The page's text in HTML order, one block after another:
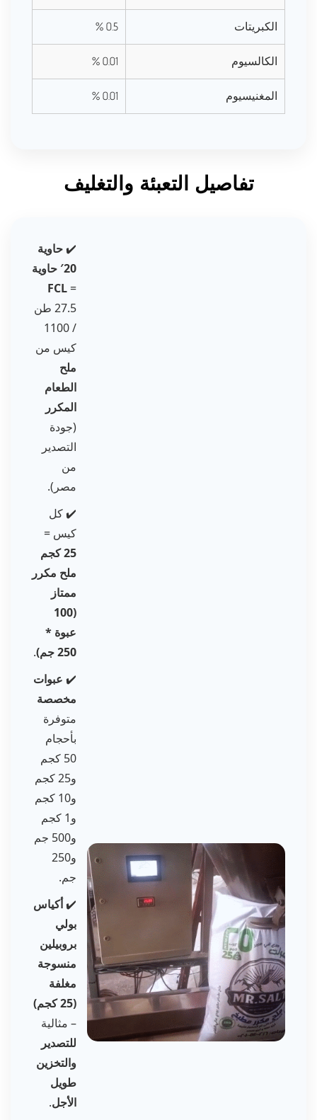
الكبريتات 0.5 %
الكالسيوم 0.01 %
المغنيسيوم 0.01 %
تفاصيل التعبئة والتغليف
✔️حاوية
20′ حاوية
FCL =
27.5 طن
/ 1100
كيس من
ملح
الطعام
المكرر
(جودة
التصدير
من
مصر).
✔️ كل
كيس =
25 كجم
ملح مكرر
ممتاز
(100
عبوة *
250 جم)
.
✔️ عبوات
مخصصة
متوفرة
بأحجام
50 كجم
و25 كجم
و10 كجم
و1 كجم
و500 جم
و250
جم.
✔️أكياس
بولي
بروبيلين
منسوجة
مغلفة
(25 كجم)
– مثالية
للتصدير
والتخزين
طويل
الأجل.